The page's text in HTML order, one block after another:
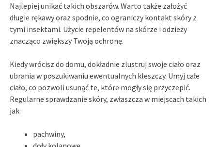
Najlepiej unikać takich obszarów. Warto także założyć
długie rękawy oraz spodnie, co ograniczy kontakt skóry z
tymi insektami. Użycie repelentów na skórze i odzieży
znacząco zwiększy Twoją ochronę.
Kiedy wrócisz do domu, dokładnie zlustruj swoje ciało oraz
ubrania w poszukiwaniu ewentualnych kleszczy. Umyj całe
ciało, co pozwoli usunąć te, które mogły się przyczepić.
Regularne sprawdzanie skóry, zwłaszcza w miejscach takich
jak:
pachwiny,